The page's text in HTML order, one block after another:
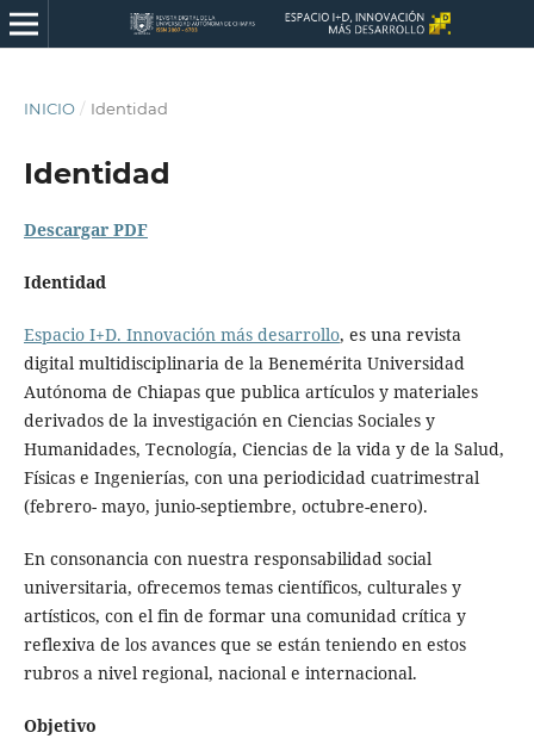
INICIO / Identidad
Identidad
Descargar PDF
Identidad
Espacio I+D. Innovación más desarrollo, es una revista
digital multidisciplinaria de la Benemérita Universidad
Autónoma de Chiapas que publica artículos y materiales
derivados de la investigación en Ciencias Sociales y
Humanidades, Tecnología, Ciencias de la vida y de la Salud,
Físicas e Ingenierías, con una periodicidad cuatrimestral
(febrero- mayo, junio-septiembre, octubre-enero).
En consonancia con nuestra responsabilidad social
universitaria, ofrecemos temas científicos, culturales y
artísticos, con el fin de formar una comunidad crítica y
reflexiva de los avances que se están teniendo en estos
rubros a nivel regional, nacional e internacional.
Objetivo